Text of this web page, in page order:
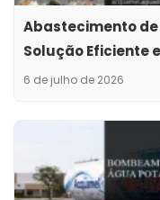
Abastecimento
Solução Eficiente
6 de julho de 2026